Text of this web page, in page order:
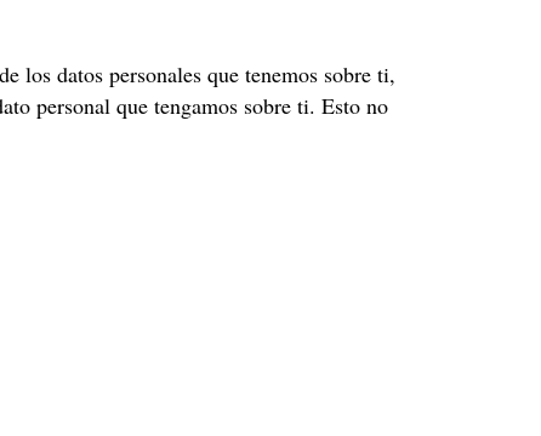
los datos personales que tenemos sobre ti,
personal que tengamos sobre ti. Esto no